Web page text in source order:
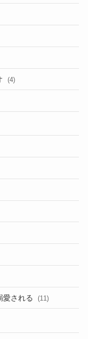
(4)
愛される (11)